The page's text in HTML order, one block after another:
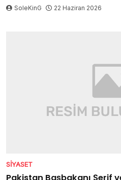
SoleKinG 22 Haziran 2026
SIYASET
Pakistan Başbakanı Şerif